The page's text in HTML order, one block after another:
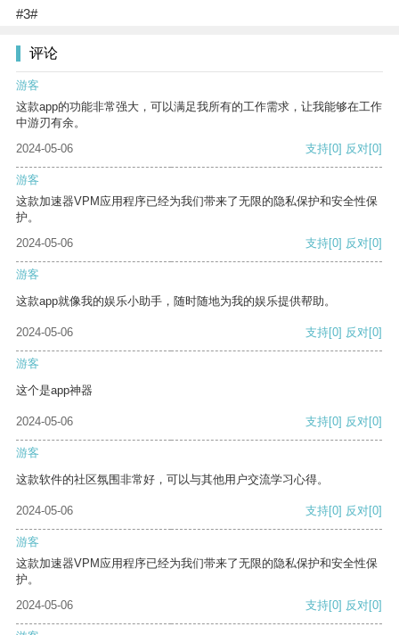
#3#
评论
游客
这款app的功能非常强大，可以满足我所有的工作需求，让我能够在工作
中游刃有余。
2024-05-06
支持[0] 反对[0]
游客
这款加速器VPM应用程序已经为我们带来了无限的隐私保护和安全性保
护。
2024-05-06
支持[0] 反对[0]
游客
这款app就像我的娱乐小助手，随时随地为我的娱乐提供帮助。
2024-05-06 支持[0] 反对[0]
游客
这个是app神器
2024-05-06 支持[0] 反对[0]
游客
这款软件的社区氛围非常好，可以与其他用户交流学习心得。
2024-05-06 支持[0] 反对[0]
游客
这款加速器VPM应用程序已经为我们带来了无限的隐私保护和安全性保
护。
2024-05-06
支持[0] 反对[0]